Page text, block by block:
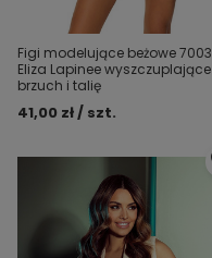
Figi modelujące beżowe 7003
Eliza Lapinee wyszczuplające
brzuch i talię
41,00 zł / szt.